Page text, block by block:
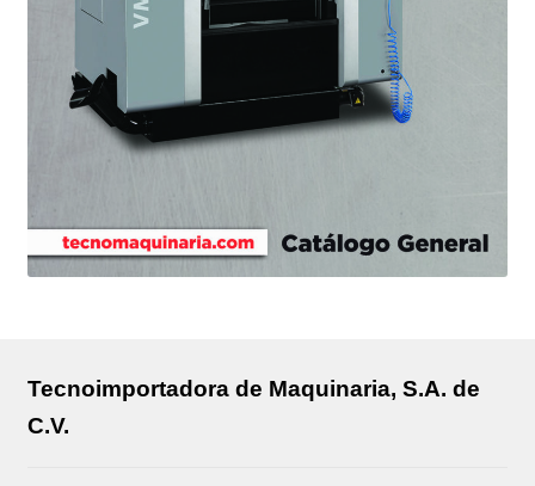
Tecnoimportadora de Maquinaria, S.A. de
C.V.